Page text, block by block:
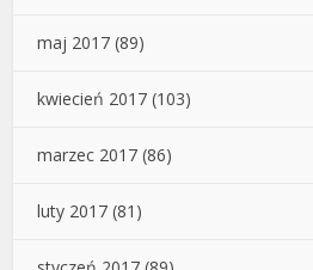
maj 2017 (89)
kwiecień 2017 (103)
marzec 2017 (86)
luty 2017 (81)